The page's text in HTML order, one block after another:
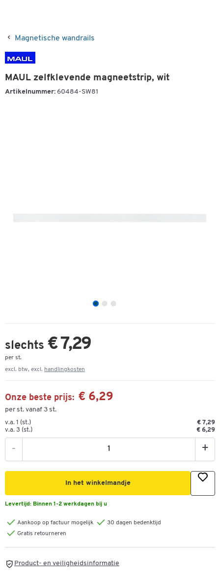
Magnetische wandrails
MAUL zelfklevende magneetstrip, wit
Artikelnummer: 60484-SW81
slechts € 7,29
per st.
excl. btw, excl. handlingkosten
Onze beste prijs: € 6,29
per st. vanaf 3 st.
v.a. 1 (st.)
€ 7,29
v.a. 3 (st.)
€ 6,29
- +
In het winkelmandje
Levertijd: Binnen 1-2 werkdagen bij u
Aankoop op factuur mogelijk
30 dagen bedenktijd
Gratis retourneren
Product- en veiligheidsinformatie